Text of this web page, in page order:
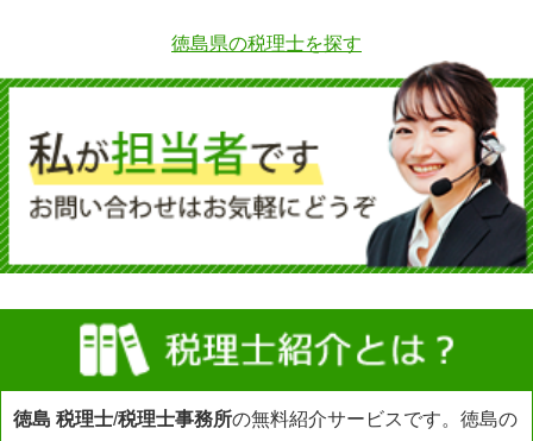
徳島県の税理士を探す
徳島 税理士/税理士事務所の無料紹介サービスです。徳島の